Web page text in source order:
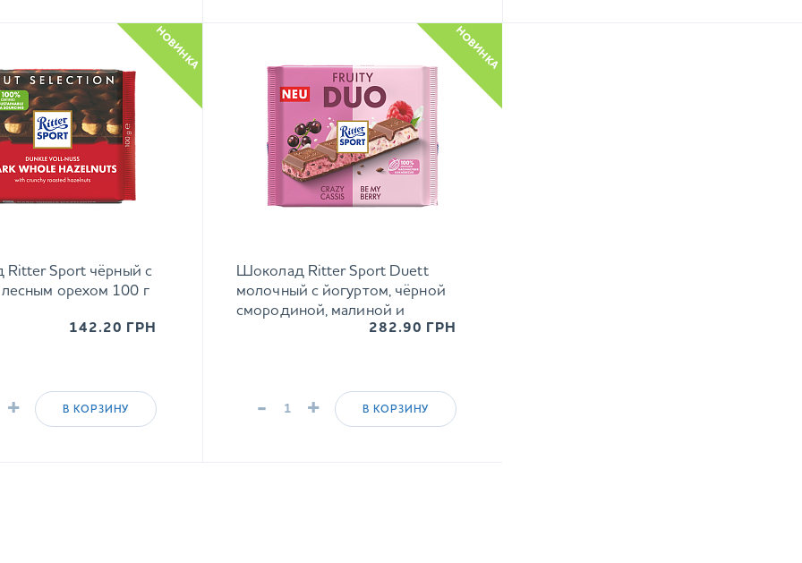
Sport чёрный с
орехом 100 г
142.20 ГРН
+ В КОРЗИНУ
НОВИНКА
Шоколад Ritter Sport Duett
молочный с йогуртом, чёрной
смородиной, малиной и
рисовыми хлопьями 218 г
282.90 ГРН
- + В КОРЗИНУ
НОВИНКА